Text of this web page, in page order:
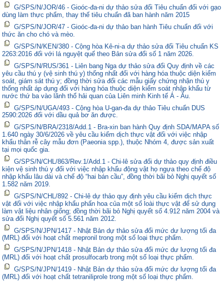
G/SPS/N/JOR/46 - Gioóc-đa-ni dự thảo sửa đổi Tiêu chuẩn đối với gạo
dùng làm thực phẩm, thay thế tiêu chuẩn đã ban hành năm 2015
G/SPS/N/JOR/47 - Gioóc-đa-ni dự thảo ban hành Tiêu chuẩn đối với
thức ăn cho chó và mèo.
G/SPS/N/KEN/380 - Cộng hòa Kê-ni-a dự thảo sửa đổi Tiêu chuẩn KS
2263:2016 đối với lá nguyệt quế theo Bản sửa đổi số 1 năm 2026.
G/SPS/N/RUS/361 - Liên bang Nga dự thảo sửa đổi Quy định về các
yêu cầu thú y (vệ sinh thú y) thống nhất đối với hàng hóa thuộc diện kiểm
soát, giám sát thú y; đồng thời sửa đổi các mẫu giấy chứng nhận thú y
thống nhất áp dụng đối với hàng hóa thuộc diện kiểm soát nhập khẩu từ
nước thứ ba vào lãnh thổ hải quan của Liên minh Kinh tế Á - Âu.
G/SPS/N/UGA/493 - Cộng hòa U-gan-đa dự thảo Tiêu chuẩn DUS
2590:2026 đối với dầu quả bơ ăn được.
G/SPS/N/BRA/2318/Add.1 - Bra-xin ban hành Quy định SDA/MAPA số
1.640 ngày 30/6/2026 về yêu cầu kiểm dịch thực vật đối với việc nhập
khẩu thân rễ cây mẫu đơn (Paeonia spp.), thuộc Nhóm 4, được sản xuất
tại mọi quốc gia.
G/SPS/N/CHL/863/Rev.1/Add.1 - Chi-lê sửa đổi dự thảo quy định điều
kiện vệ sinh thú y đối với việc nhập khẩu động vật họ ngựa theo chế độ
nhập khẩu lâu dài và chế độ “hai bán cầu”, đồng thời bãi bỏ Nghị quyết số
1.582 năm 2019.
G/SPS/N/CHL/892 - Chi-lê dự thảo quy định yêu cầu kiểm dịch thực
vật đối với việc nhập khẩu phấn hoa của một số loài thực vật để sử dụng
làm vật liệu nhân giống; đồng thời bãi bỏ Nghị quyết số 4.912 năm 2004 và
sửa đổi Nghị quyết số 5.561 năm 2012.
G/SPS/N/JPN/1417 - Nhật Bản dự thảo sửa đổi mức dư lượng tối đa
(MRL) đối với hoạt chất mepronil trong một số loại thực phẩm.
G/SPS/N/JPN/1418 - Nhật Bản dự thảo sửa đổi mức dư lượng tối đa
(MRL) đối với hoạt chất prosulfocarb trong một số loại thực phẩm.
G/SPS/N/JPN/1419 - Nhật Bản dự thảo sửa đổi mức dư lượng tối đa
(MRL) đối với hoạt chất tetraniliprole trong một số loại thực phẩm.